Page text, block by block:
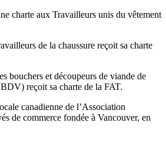
charte aux Travailleurs unis du vêtement
de la chaussure reçoit sa charte
bouchers et découpeurs de viande de
reçoit sa charte de la FAT.
canadienne de l’Association
de commerce fondée à Vancouver, en